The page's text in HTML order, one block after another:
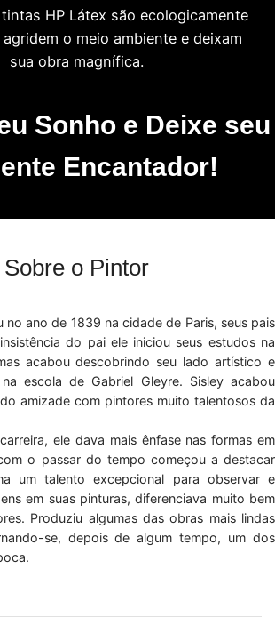
HP Látex são ecologicamente
o meio ambiente e deixam
sua obra magnífica.
Sonho e Deixe seu
Encantador!
Sobre o Pintor
no ano de 1839 na cidade de Paris, seus pais
do pai ele iniciou seus estudos na
acabou descobrindo seu lado artístico e
escola de Gabriel Gleyre. Sisley acabou
amizade com pintores muito talentosos da
ele dava mais ênfase nas formas em
o passar do tempo começou a destacar
um talento excepcional para observar e
em suas pinturas, diferenciava muito bem
Produziu algumas das obras mais lindas
se, depois de algum tempo, um dos